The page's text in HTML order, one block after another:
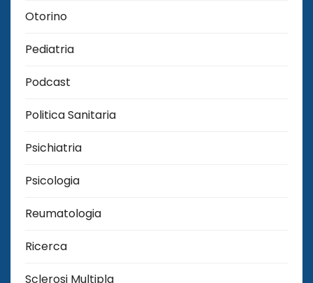
Otorino
Pediatria
Podcast
Politica Sanitaria
Psichiatria
Psicologia
Reumatologia
Ricerca
Sclerosi Multipla